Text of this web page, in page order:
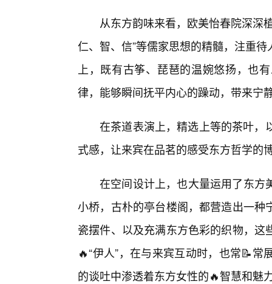
从东方韵味来看，欧美怡春院深深
仁、智、信”等儒家思想的精髓，注重
上，既有古筝、琵琶的温婉悠扬，也
律，能够瞬间抚平内心的躁动，带来宁
在茶道表演上，精选上等的茶叶，
式感，让来宾在品茗的感受东方哲学的
在空间设计上，也大量运用了东方
小桥，古朴的亭台楼阁，都营造出一
瓷摆件、以及充满东方色彩的织物，
🔥“伊人”，在与来宾互动时，也常📝
的谈吐中渗透着东方女性的🔥智慧和魅